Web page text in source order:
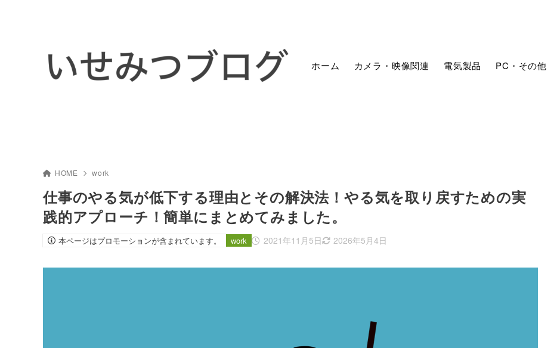
ホーム カメラ・映像関連 電気製品 PC・その他
HOME work
仕事のやる気が低下する理由とその解決法！やる気を取り戻すための実
践的アプローチ！簡単にまとめてみました。
本ページはプロモーションが含まれています。 2021年11月5日 2026年5月4日
work